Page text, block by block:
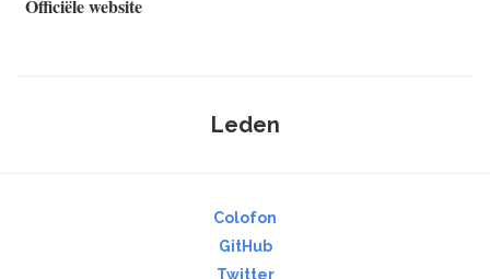
Officiële website
Leden
Colofon
GitHub
Twitter